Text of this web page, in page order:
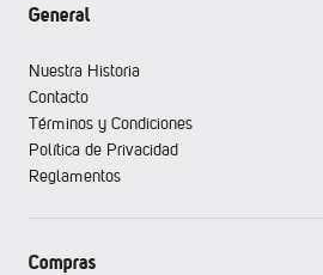
General
Nuestra Historia
Contacto
Términos y Condiciones
Política de Privacidad
Reglamentos
Compras